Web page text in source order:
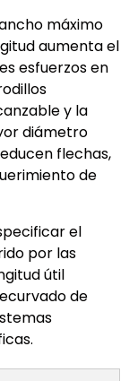
máximo
aumenta el
esfuerzos en
y la
diámetro
flechas,
de
el
por las
útil
de